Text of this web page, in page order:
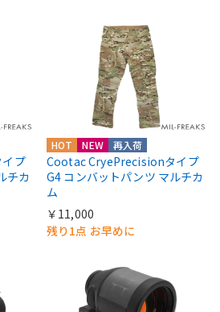
プ
チカ
HOT NEW 再入荷
Cootac CryePrecisionタイプ
G4 コンバットパンツ マルチカ
ム
￥11,000
残り1点 お早めに